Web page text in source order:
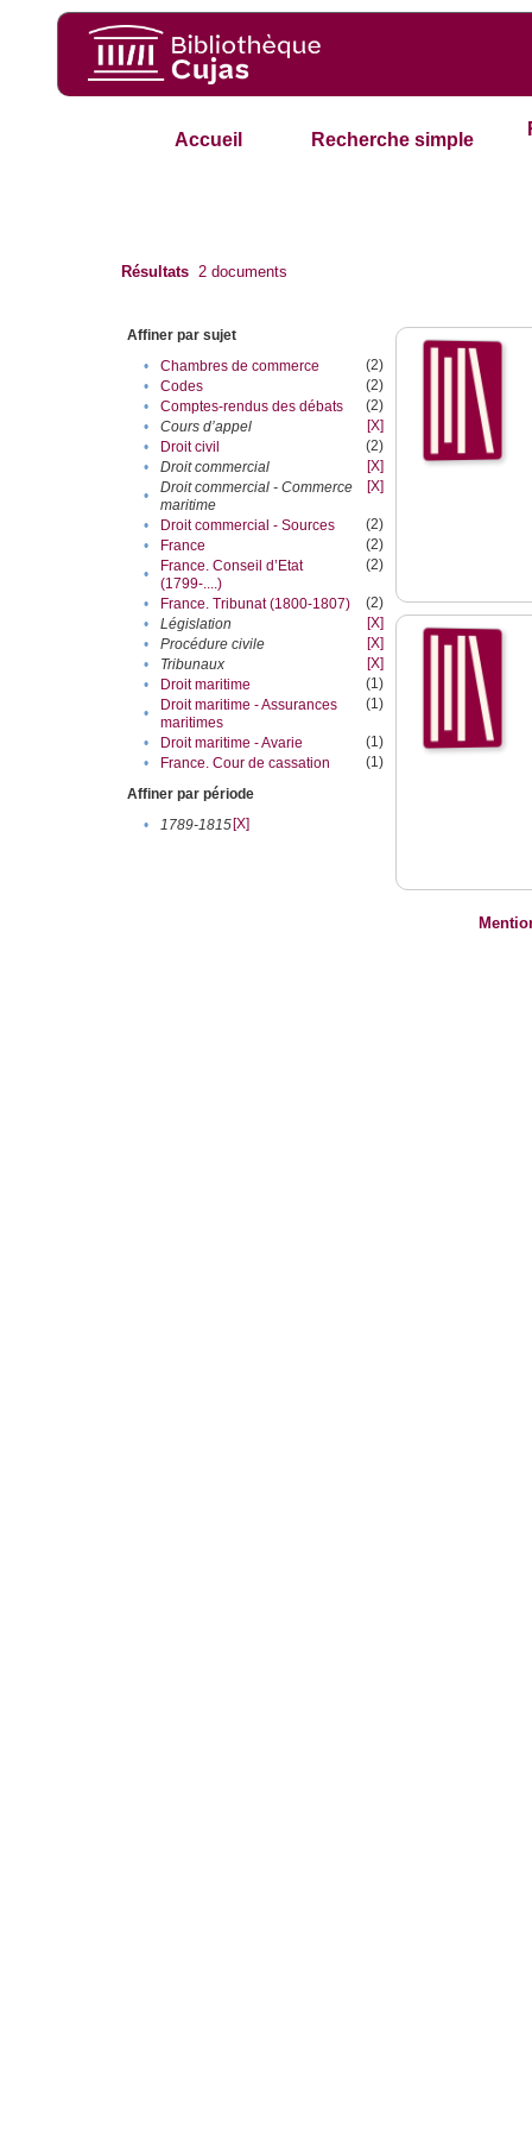
Accueil Recherche simple
Résultats 2 documents
Affiner par sujet
•
Chambres de commerce
(2)
•
Codes
(2)
•
Comptes-rendus des débats
(2)
•
Cours d’appel
[X]
•
Droit civil
(2)
•
Droit commercial
[X]
•
Droit commercial - Commerce
maritime
[X]
• Droit commercial - Sources
(2)
•
France
(2)
•
France. Conseil d’Etat
(1799-....)
(2)
• France. Tribunat (1800-1807)
(2)
•
Législation
[X]
•
Procédure civile
[X]
•
Tribunaux
[X]
•
Droit maritime
(1)
•
Droit maritime - Assurances
maritimes
(1)
• Droit maritime - Avarie
(1)
•
France. Cour de cassation
(1)
Affiner par période
•
1789-1815[X]